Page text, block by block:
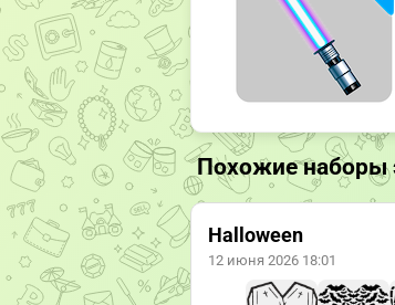
Похожие наборы
Halloween
12 июня 2026 18:01